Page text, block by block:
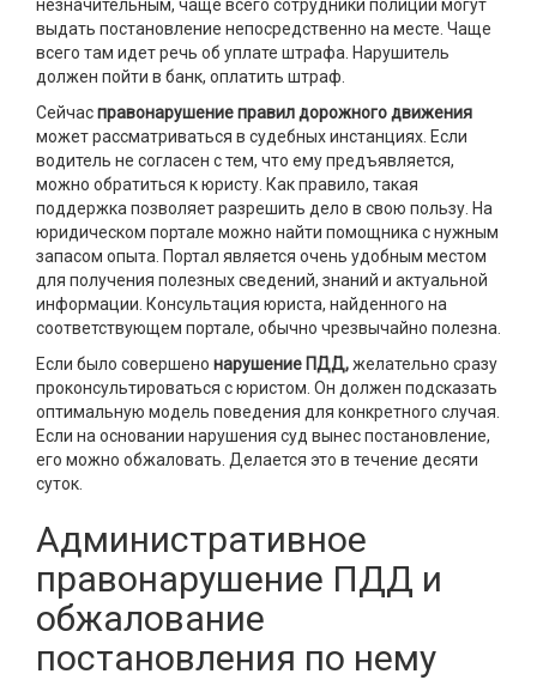
незначительным, чаще всего сотрудники полиции могут
выдать постановление непосредственно на месте. Чаще
всего там идет речь об уплате штрафа. Нарушитель
должен пойти в банк, оплатить штраф.
Сейчасправонарушение правил дорожного движения
может рассматриваться в судебных инстанциях. Если
водитель не согласен с тем, что ему предъявляется,
можно обратиться к юристу. Как правило, такая
поддержка позволяет разрешить дело в свою пользу. На
юридическом портале можно найти помощника с нужным
запасом опыта. Портал является очень удобным местом
для получения полезных сведений, знаний и актуальной
информации. Консультация юриста, найденного на
соответствующем портале, обычно чрезвычайно полезна.
Если было совершено нарушение ПДД,желательно сразу
проконсультироваться с юристом. Он должен подсказать
оптимальную модель поведения для конкретного случая.
Если на основании нарушения суд вынес постановление,
его можно обжаловать. Делается это в течение десяти
суток.
Административное
правонарушение ПДД и
обжалование
постановления по нему